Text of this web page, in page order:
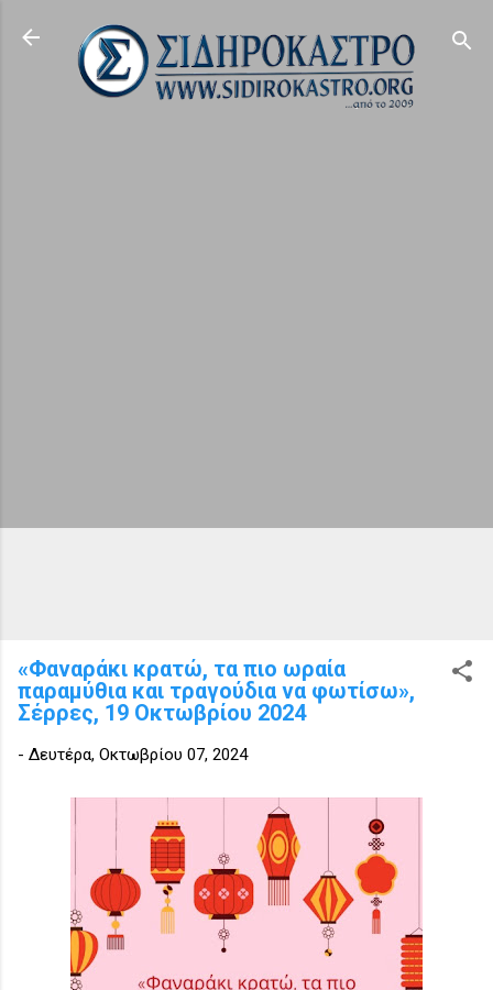
Μετάβαση στο κύριο περιεχόμενο
«Φαναράκι κρατώ, τα πιο ωραία
παραμύθια και τραγούδια να φωτίσω»,
Σέρρες, 19 Οκτωβρίου 2024
- Δευτέρα, Οκτωβρίου 07, 2024